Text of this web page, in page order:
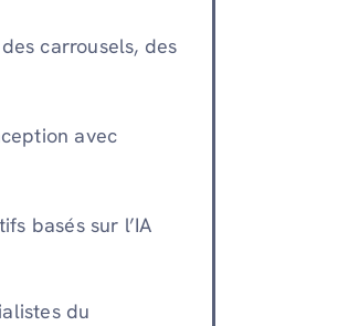
carrousels, des
avec
basés sur l’IA
du